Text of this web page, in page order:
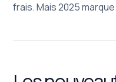
frais. Mais 2025